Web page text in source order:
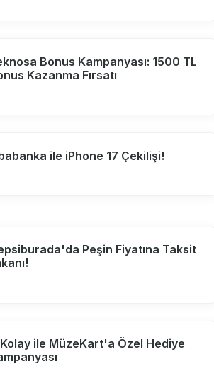
Bonus Kampanyası: 1500 TL
Kazanma Fırsatı
ile iPhone 17 Çekilişi!
Peşin Fiyatına Taksit
ile MüzeKart'a Özel Hediye